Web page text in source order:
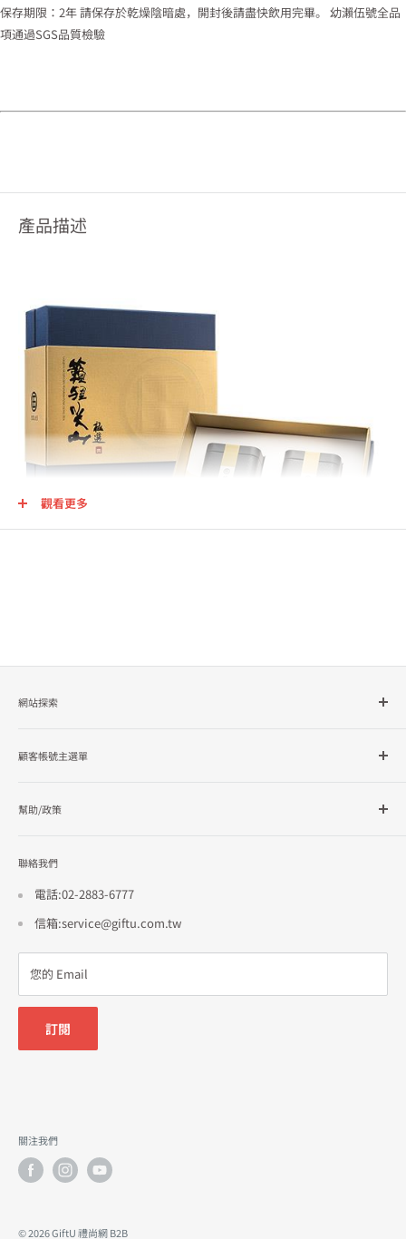
保存期限：2年 請保存於乾燥陰暗處，開封後請盡快飲用完畢。 幼瀨伍號全品
項通過SGS品質檢驗
產品描述
觀看更多
網站探索
品牌總覽
顧客帳號主選單
訂單查詢
幫助/政策
使用條款
招商合作
聯絡我們
電話:02-2883-6777
信箱:service@giftu.com.tw
您的 Email
訂閱
關注我們
© 2026 GiftU 禮尚網 B2B